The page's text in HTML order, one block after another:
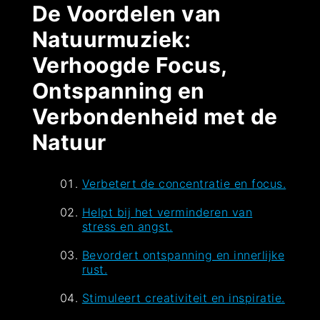
De Voordelen van
Natuurmuziek:
Verhoogde Focus,
Ontspanning en
Verbondenheid met de
Natuur
Verbetert de concentratie en focus.
Helpt bij het verminderen van
stress en angst.
Bevordert ontspanning en innerlijke
rust.
Stimuleert creativiteit en inspiratie.